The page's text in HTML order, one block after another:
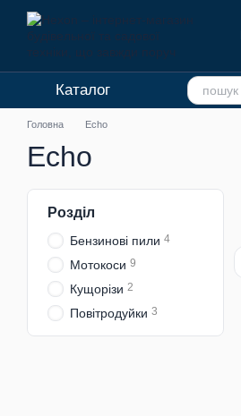
Перейти до основного контенту
Каталог
Головна Echo
Echo
Розділ
Бензинові пили 4
Мотокоси 9
Кущорізи 2
Повітродуйки 3